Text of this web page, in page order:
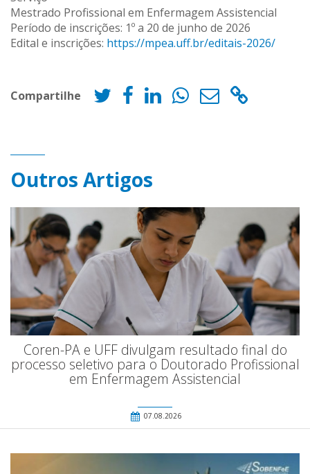
Mestrado Profissional em Enfermagem Assistencial
Período de inscrições: 1º a 20 de junho de 2026
Edital e inscrições: https://mpea.uff.br/editais-2026/
Compartilhe
Outros Artigos
Coren-PA e UFF divulgam resultado final do
processo seletivo para o Doutorado Profissional
em Enfermagem Assistencial
07.08.2026